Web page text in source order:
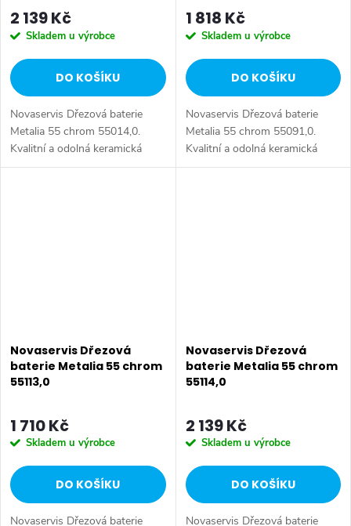
2 139 Kč
Skladem u výrobce
DO KOŠÍKU
Novaservis Dřezová baterie
Metalia 55 chrom 55014,0.
Kvalitní a odolná keramická
kartuše KEROX 35 mm s
1 818 Kč
Skladem u výrobce
DO KOŠÍKU
Novaservis Dřezová baterie
Metalia 55 chrom 55091,0.
Kvalitní a odolná keramická
kartuše KEROX 35 mm s
Novaservis Dřezová
baterie Metalia 55 chrom
55113,0
1 710 Kč
Skladem u výrobce
DO KOŠÍKU
Novaservis Dřezová baterie
Novaservis Dřezová
baterie Metalia 55 chrom
55114,0
2 139 Kč
Skladem u výrobce
DO KOŠÍKU
Novaservis Dřezová baterie